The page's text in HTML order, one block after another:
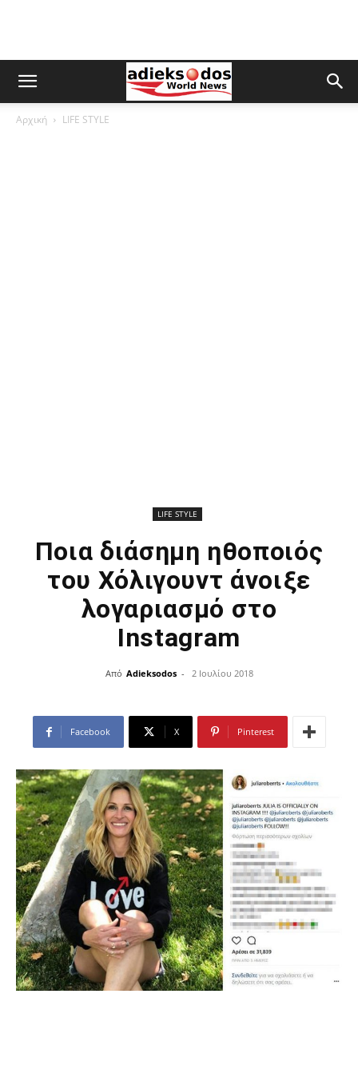
Αρχική LIFE STYLE
LIFE STYLE
Ποια διάσημη ηθοποιός
του Χόλιγουντ άνοιξε
λογαριασμό στο
Instagram
Από Adieksodos - 2 Ιουλίου 2018
Facebook X Pinterest